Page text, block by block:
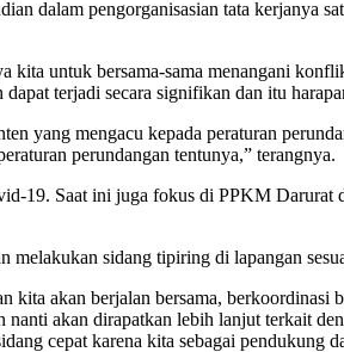
dalam pengorganisasian tata kerjanya
untuk bersama-sama menangani
terjadi secara signifikan dan itu
yang mengacu kepada peraturan
perundangan tentunya,” terangnya.
19. Saat ini juga fokus di PPKM Darurat
sidang tipiring di lapangan
akan berjalan bersama, berkoordinasi
akan dirapatkan lebih lanjut terkait
cepat karena kita sebagai pendukung